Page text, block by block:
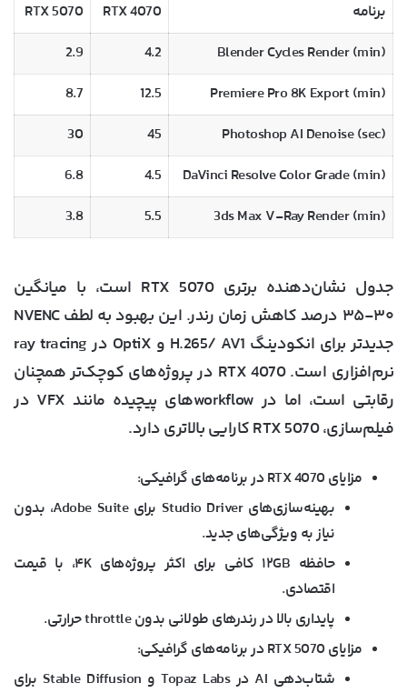
برنامه RTX 4070
RTX 5070
Blender Cycles Render (min)
4.2
2.9
Premiere Pro 8K Export (min)
12.5
8.7
Photoshop AI Denoise (sec)
45
30
DaVinci Resolve Color Grade (min)
4.5
6.8
3ds Max V-Ray Render (min)
5.5
3.8
جدول نشان‌دهنده برتری RTX 5070 است، با میانگین
۳۰-۳۵ درصد کاهش زمان رندر. این بهبود به لطف NVENC
جدیدتر برای انکودینگ H.265/ AV1 و OptiX در ray tracing
نرم‌افزاری است. RTX 4070 در پروژه‌های کوچک‌تر همچنان
رقابتی است، اما در workflowهای پیچیده مانند VFX در
فیلم‌سازی، RTX 5070 کارایی بالاتری دارد.
مزایای در برنامه‌های گرافیکی:
بهینه‌سازی‌های Studio Driver برای Adobe Suite، بدون
نیاز به ویژگی‌های جدید.
حافظه ۱۲GB کافی برای اکثر پروژه‌های ۴K، با قیمت
اقتصادی.
پایداری بالا در رندرهای طولانی بدون throttle حرارتی.
مزایای
در برنامه‌های گرافیکی:
شتاب‌دهی AI در Topaz Labs و Stable Diffusion برای